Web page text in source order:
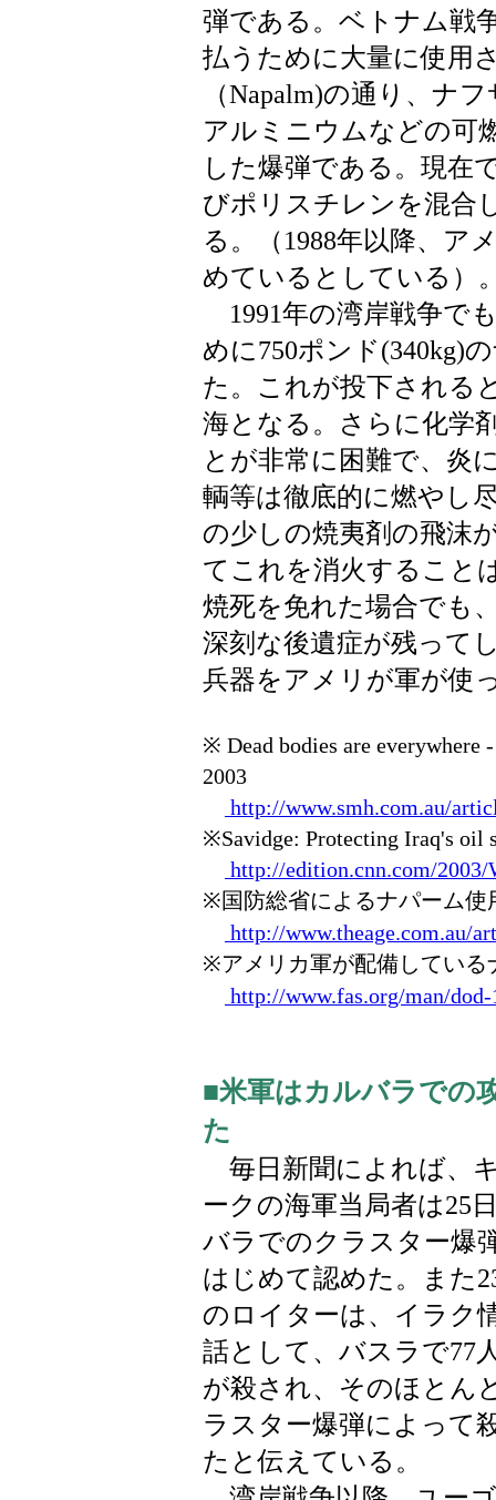
弾である。ベトナム戦
払うために大量に使用
（Napalm)の通り、ナ
アルミニウムなどの可
した爆弾である。現在
びポリスチレンを混合
る。（1988年以降、ア
めているとしている）
1991年の湾岸戦争で
めに750ポンド(340kg)
た。これが投下される
海となる。さらに化学
とが非常に困難で、炎
輌等は徹底的に燃やし
の少しの焼夷剤の飛沫
てこれを消火すること
焼死を免れた場合でも
深刻な後遺症が残って
兵器をアメリが軍が使
※ Dead bodies are everywhere
2003
http://www.smh.com.au/
※Savidge: Protecting Iraq's oil
http://edition.cnn.com/
※国防総省によるナパーム使
http://www.theage.com.au/
※アメリカ軍が配備している
http://www.fas.org/man/
■米軍はカルバラでの
た
毎日新聞によれば、
ークの海軍当局者は25
バラでのクラスター爆
はじめて認めた。また
のロイターは、イラク
話として、バスラで77
が殺され、そのほとん
ラスター爆弾によって
たと伝えている。